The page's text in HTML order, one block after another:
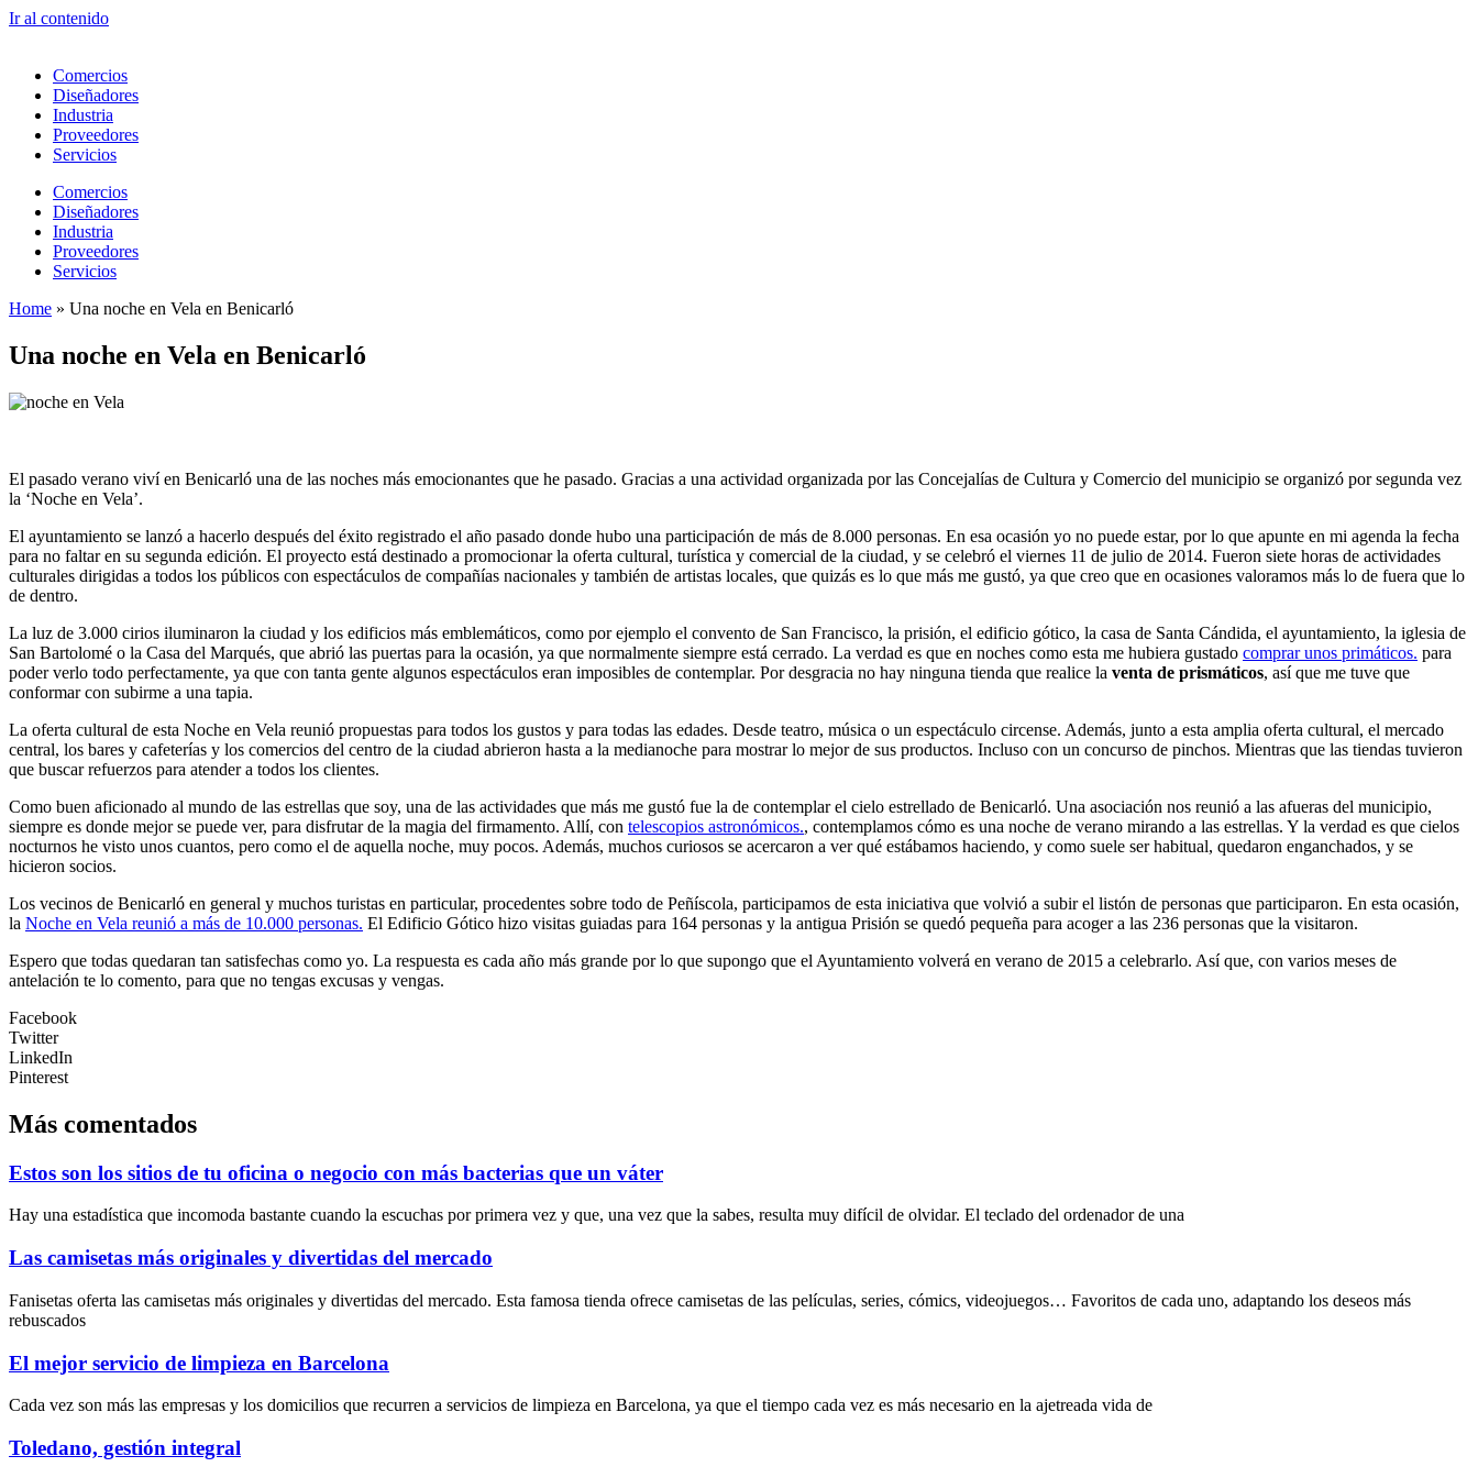
Ir al contenido
Comercios
Diseñadores
Industria
Proveedores
Servicios
Comercios
Diseñadores
Industria
Proveedores
Servicios
Home » Una noche en Vela en Benicarló
Una noche en Vela en Benicarló
El pasado verano viví en Benicarló una de las noches más emocionantes que he pasado. Gracias a una actividad organizada por las Concejalías de Cultura y Comercio del municipio se organizó por segunda vez
la ‘Noche en Vela’.
El ayuntamiento se lanzó a hacerlo después del éxito registrado el año pasado donde hubo una participación de más de 8.000 personas. En esa ocasión yo no puede estar, por lo que apunte en mi agenda la fecha
para no faltar en su segunda edición. El proyecto está destinado a promocionar la oferta cultural, turística y comercial de la ciudad, y se celebró el viernes 11 de julio de 2014. Fueron siete horas de actividades
culturales dirigidas a todos los públicos con espectáculos de compañías nacionales y también de artistas locales, que quizás es lo que más me gustó, ya que creo que en ocasiones valoramos más lo de fuera que lo
de dentro.
La luz de 3.000 cirios iluminaron la ciudad y los edificios más emblemáticos, como por ejemplo el convento de San Francisco, la prisión, el edificio gótico, la casa de Santa Cándida, el ayuntamiento, la iglesia de
San Bartolomé o la Casa del Marqués, que abrió las puertas para la ocasión, ya que normalmente siempre está cerrado. La verdad es que en noches como esta me hubiera gustado comprar unos primáticos. para
poder verlo todo perfectamente, ya que con tanta gente algunos espectáculos eran imposibles de contemplar. Por desgracia no hay ninguna tienda que realice la venta de prismáticos, así que me tuve que
conformar con subirme a una tapia.
La oferta cultural de esta Noche en Vela reunió propuestas para todos los gustos y para todas las edades. Desde teatro, música o un espectáculo circense. Además, junto a esta amplia oferta cultural, el mercado
central, los bares y cafeterías y los comercios del centro de la ciudad abrieron hasta a la medianoche para mostrar lo mejor de sus productos. Incluso con un concurso de pinchos. Mientras que las tiendas tuvieron
que buscar refuerzos para atender a todos los clientes.
Como buen aficionado al mundo de las estrellas que soy, una de las actividades que más me gustó fue la de contemplar el cielo estrellado de Benicarló. Una asociación nos reunió a las afueras del municipio,
siempre es donde mejor se puede ver, para disfrutar de la magia del firmamento. Allí, con telescopios astronómicos., contemplamos cómo es una noche de verano mirando a las estrellas. Y la verdad es que cielos
nocturnos he visto unos cuantos, pero como el de aquella noche, muy pocos. Además, muchos curiosos se acercaron a ver qué estábamos haciendo, y como suele ser habitual, quedaron enganchados, y se
hicieron socios.
Los vecinos de Benicarló en general y muchos turistas en particular, procedentes sobre todo de Peñíscola, participamos de esta iniciativa que volvió a subir el listón de personas que participaron. En esta ocasión,
la Noche en Vela reunió a más de 10.000 personas. El Edificio Gótico hizo visitas guiadas para 164 personas y la antigua Prisión se quedó pequeña para acoger a las 236 personas que la visitaron.
Espero que todas quedaran tan satisfechas como yo. La respuesta es cada año más grande por lo que supongo que el Ayuntamiento volverá en verano de 2015 a celebrarlo. Así que, con varios meses de
antelación te lo comento, para que no tengas excusas y vengas.
Facebook
Twitter
LinkedIn
Pinterest
Más comentados
Estos son los sitios de tu oficina o negocio con más bacterias que un váter
Hay una estadística que incomoda bastante cuando la escuchas por primera vez y que, una vez que la sabes, resulta muy difícil de olvidar. El teclado del ordenador de una
Las camisetas más originales y divertidas del mercado
Fanisetas oferta las camisetas más originales y divertidas del mercado. Esta famosa tienda ofrece camisetas de las películas, series, cómics, videojuegos… Favoritos de cada uno, adaptando los deseos más
rebuscados
El mejor servicio de limpieza en Barcelona
Cada vez son más las empresas y los domicilios que recurren a servicios de limpieza en Barcelona, ya que el tiempo cada vez es más necesario en la ajetreada vida de
Toledano, gestión integral